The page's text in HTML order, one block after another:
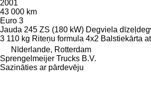
2001
43 000 km
Euro 3
Jauda 245 ZS (180 kW) Degviela
3 110 kg Riteņu formula 4x2 Balstiekārta
Nīderlande, Rotterdam
Sprengelmeijer Trucks B.V.
Sazināties ar pārdevēju